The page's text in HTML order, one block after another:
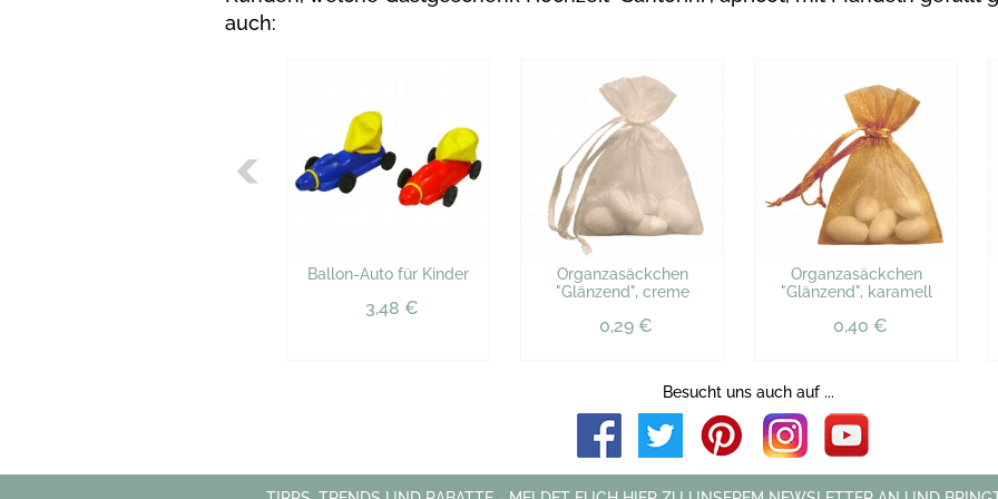
auch:
Ballon-Auto für Kinder
3,48 €
Organzasäckchen
"Glänzend", creme
0,29 €
Organzasäckchen
"Glänzend", karamell
0,40 €
Besucht uns auch auf ...